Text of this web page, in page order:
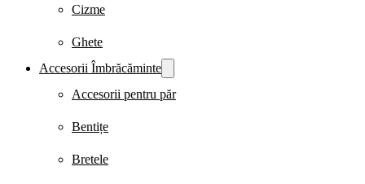
Cizme
Ghete
Accesorii Îmbrăcăminte
Accesorii pentru păr
Bentițe
Bretele